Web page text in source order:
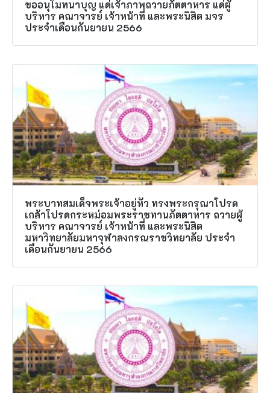
ขออนุโมทนาบุญ แด่เจ้าภาพถวายภัตตาหาร แด่ผู้
บริหาร คณาจารย์ เจ้าหน้าที่ และพระนิสิต มจร
ประจำเดือนกันยายน 2566
พระบาทสมเด็จพระเจ้าอยู่หัว ทรงพระกรุณาโปรด
เกล้าโปรดกระหม่อมพระราชทานภัตตาหาร ถวายผู้
บริหาร คณาจารย์ เจ้าหน้าที่ และพระนิสิต
มหาวิทยาลัยมหาจุฬาลงกรณราชวิทยาลัย ประจำ
เดือนกันยายน 2566